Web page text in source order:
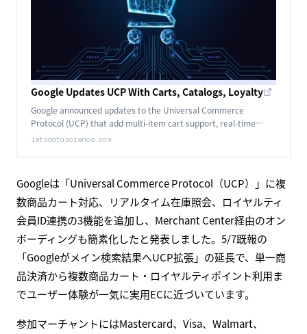
Google Updates UCP With Carts, Catalogs, Loyalty
Google announced updates to the Universal Commerce
Protocol (UCP) that add multi-item cart support, real-time
catalog queries, and identity linking for loyalty benefits.
letsdatascience.com
Googleは「Universal Commerce Protocol（UCP）」に複
数商品カート対応、リアルタイム在庫照会、ロイヤルティ
会員ID連携の3機能を追加し、Merchant Center経由のオン
ボーディングも簡素化したと発表しました。5/7既報の
「Googleがメイン検索結果へUCP拡張」の延長で、単一商
品決済から複数商品カート・ロイヤルティポイント利用ま
でユーザー体験が一気に実用ECに近づいています。
参加マーチャントにはMastercard、Visa、Walmart、